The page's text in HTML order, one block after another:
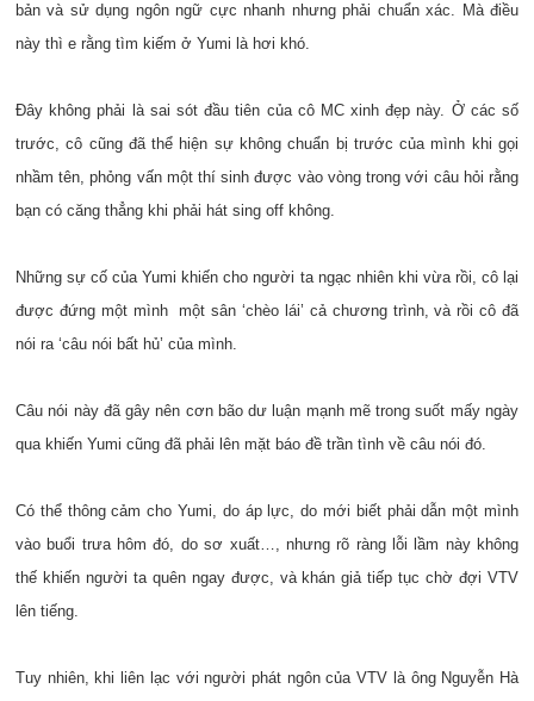
bản và sử dụng ngôn ngữ cực nhanh nhưng phải chuẩn xác. Mà điều
này thì e rằng tìm kiếm ở Yumi là hơi khó.
Đây không phải là sai sót đầu tiên của cô MC xinh đẹp này. Ở các số
trước, cô cũng đã thể hiện sự không chuẩn bị trước của mình khi gọi
nhầm tên, phỏng vấn một thí sinh được vào vòng trong với câu hỏi rằng
bạn có căng thẳng khi phải hát sing off không.
Những sự cố của Yumi khiến cho người ta ngạc nhiên khi vừa rồi, cô lại
được đứng một mình một sân ‘chèo lái’ cả chương trình, và rồi cô đã
nói ra ‘câu nói bất hủ’ của mình.
Câu nói này đã gây nên cơn bão dư luận mạnh mẽ trong suốt mấy ngày
qua khiến Yumi cũng đã phải lên mặt báo đề trần tình về câu nói đó.
Có thể thông cảm cho Yumi, do áp lực, do mới biết phải dẫn một mình
vào buổi trưa hôm đó, do sơ xuất…, nhưng rõ ràng lỗi lầm này không
thế khiến người ta quên ngay được, và khán giả tiếp tục chờ đợi VTV
lên tiếng.
Tuy nhiên, khi liên lạc với người phát ngôn của VTV là ông Nguyễn Hà